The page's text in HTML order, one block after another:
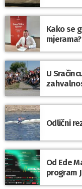
Kako se
U
Odlični
Od Ede
program